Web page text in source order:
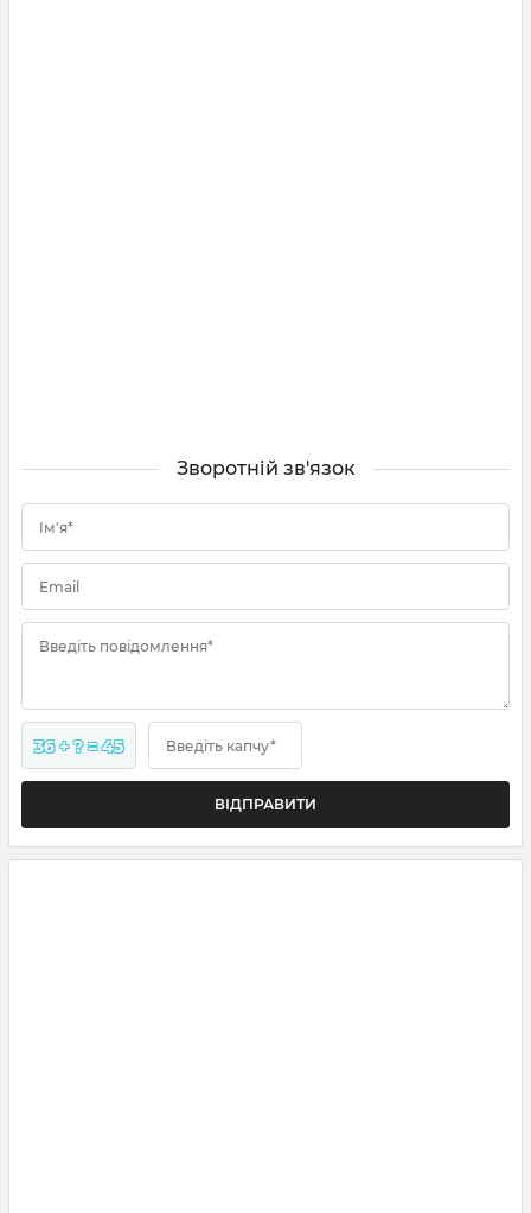
Зворотній зв'язок
Ім'я*
Email
Введіть повідомлення*
36 + ? = 45 Введіть капчу*
ВІДПРАВИТИ